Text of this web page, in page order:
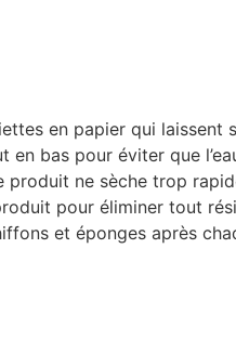
en papier qui laissent
bas pour éviter que
ne sèche trop
pour éliminer tout
et éponges après